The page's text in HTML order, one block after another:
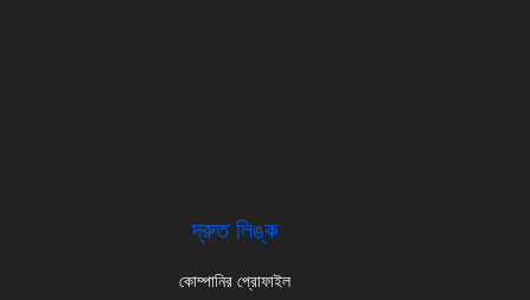
দ্রুত লিঙ্ক
কোম্পানির প্রোফাইল